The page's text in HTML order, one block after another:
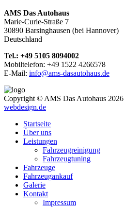
AMS Das Autohaus
Marie-Curie-Straße 7
30890 Barsinghausen (bei Hannover)
Deutschland
Tel.: +49 5105 8094002
Mobiltelefon: +49 1522 4266578
E-Mail: info@ams-dasautohaus.de
Copyright © AMS Das Autohaus 2026
webdesign.de
Startseite
Über uns
Leistungen
Fahrzeugreinigung
Fahrzeugtuning
Fahrzeuge
Fahrzeugankauf
Galerie
Kontakt
Impressum